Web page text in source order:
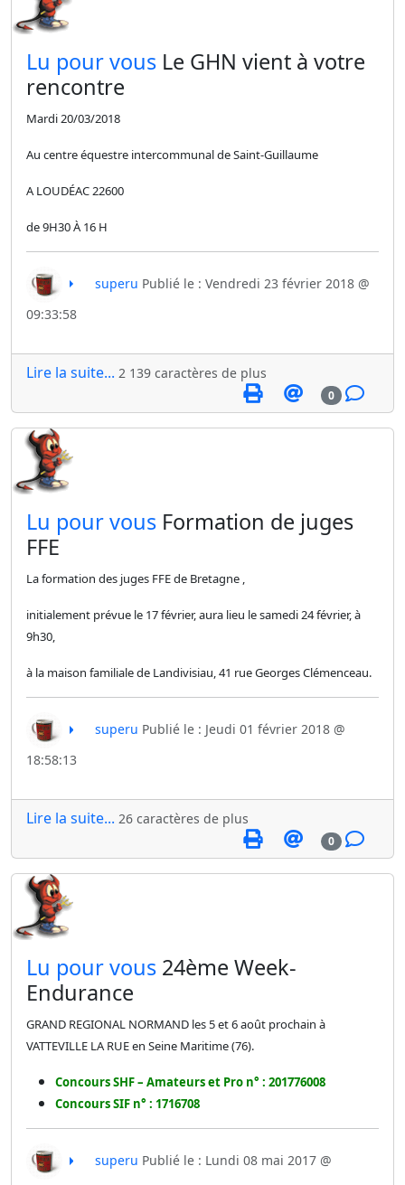
​Lu pour vous Le GHN vient à votre
rencontre
Mardi 20/03/2018
Au centre équestre intercommunal de Saint-Guillaume
A LOUDÉAC 22600
de 9H30 À 16 H
superu Publié le : Vendredi 23 février 2018 @
09:33:58
Lire la suite... 2 139 caractères de plus
0
​Lu pour vous Formation de juges
FFE
La formation des juges FFE de Bretagne ,
initialement prévue le 17 février, aura lieu le samedi 24 février,à
9h30,
à la maison familiale de Landivisiau, 41 rue Georges Clémenceau.
superu Publié le : Jeudi 01 février 2018 @
18:58:13
Lire la suite... 26 caractères de plus
0
​Lu pour vous 24ème Week-
Endurance
GRAND REGIONAL NORMAND les 5 et 6 août prochain à
VATTEVILLE LA RUE en Seine Maritime (76).
Concours SHF – Amateurs et Pro n° : 201776008
Concours SIF n° : 1716708
superu Publié le : Lundi 08 mai 2017 @